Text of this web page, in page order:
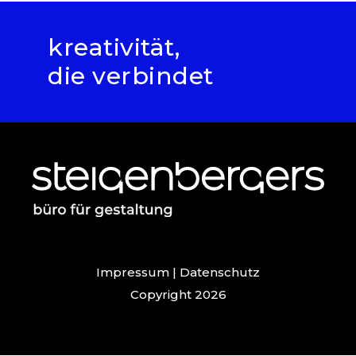
kreativität,
die verbindet
Impressum | Datenschutz
Copyright 2026